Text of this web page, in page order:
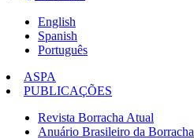
English
Spanish
Português
ASPA
PUBLICAÇÕES
Revista Borracha Atual
Anuário Brasileiro da Borracha